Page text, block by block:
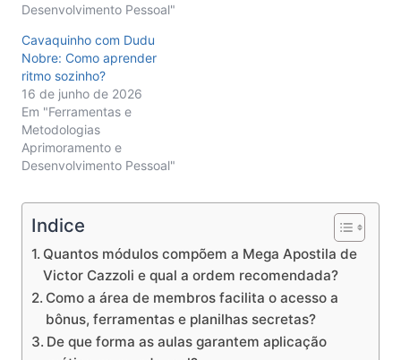
Desenvolvimento Pessoal"
Cavaquinho com Dudu
Nobre: Como aprender
ritmo sozinho?
16 de junho de 2026
Em "Ferramentas e
Metodologias
Aprimoramento e
Desenvolvimento Pessoal"
Indice
Quantos módulos compõem a Mega Apostila de
Victor Cazzoli e qual a ordem recomendada?
Como a área de membros facilita o acesso a
bônus, ferramentas e planilhas secretas?
De que forma as aulas garantem aplicação